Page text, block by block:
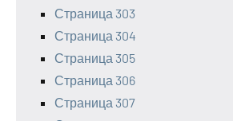
Страница 303
Страница 304
Страница 305
Страница 306
Страница 307